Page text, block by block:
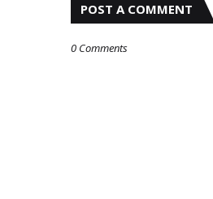
POST A COMMENT
0 Comments